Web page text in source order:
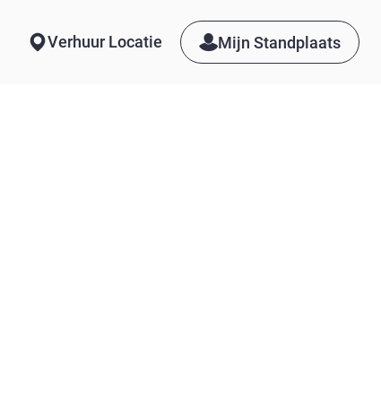
Verhuur Locatie Mijn Standplaats